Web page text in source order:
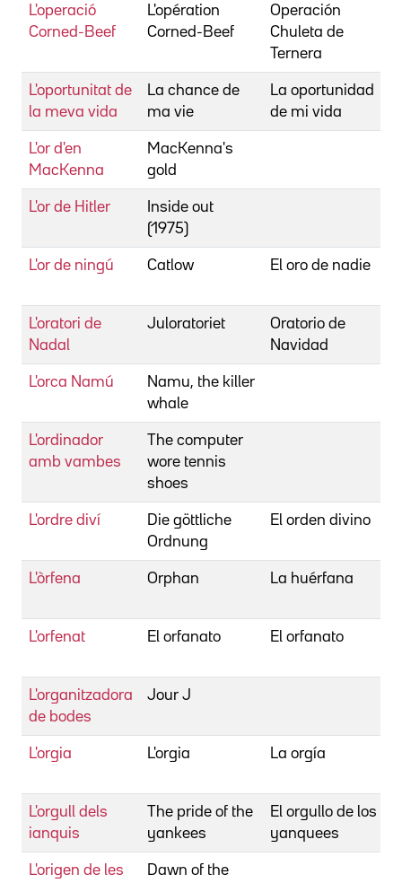
L'operació
Corned-Beef
L'opération
Corned-Beef
Operación
Chuleta de
Ternera
L'oportunitat de
la meva vida
La chance de
ma vie
La oportunidad
de mi vida
L'or d'en
MacKenna
MacKenna's
gold
L'or de Hitler
Inside out
(1975)
L'or de ningú Catlow El oro de nadie
L'oratori de
Nadal
Juloratoriet
Oratorio de
Navidad
L'orca Namú
Namu, the killer
whale
L'ordinador
amb vambes
The computer
wore tennis
shoes
L'ordre diví
Die göttliche
Ordnung
El orden divino
L'òrfena Orphan La huérfana
L'orfenat El orfanato El orfanato
L'organitzadora
de bodes
Jour J
L'orgia L'orgia La orgía
L'orgull dels
ianquis
The pride of the
yankees
El orgullo de los
yanquees
L'origen de les
Dawn of the